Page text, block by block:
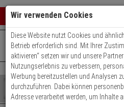
Warenkorb
0 ARTIKEL
Ihr
Ergebnisse (
Die
Shop
durchsuchen
Bitte
Es
+49 (0)821 899 493-0Mo. - Do.: 8:00
Wir verwenden Cookies
Diese Website nutzt Cookies und
Betrieb erforderlich sind. Mit Ihrer
aktivieren“ setzen wir und unsere
Nutzungserlebnis zu verbessern,
Werbung bereitzustellen und Analysen
durchzuführen. Dabei können
Adresse verarbeitet werden, um Inhalte